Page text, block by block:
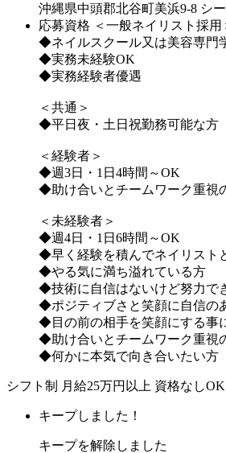
沖縄県中頭郡北谷町美浜9-8 シ
応募資格 ＜一般ネイリスト採用
◆ネイルスクール又は美容専門
◆実務未経験OK
◆実務経験者優遇
＜共通＞
◆平日夜・土日祝勤務可能な方
＜経験者＞
◆週3日・1日4時間～OK
◆助け合いとチームワーク重視
＜未経験者＞
◆週4日・1日6時間～OK
◆早く経験を積んでネイリスト
◆やる気に満ち溢れている方
◆技術に自信はないけど努力で
◆ポジティブさと笑顔に自信の
◆目の前の相手を笑顔にする事
◆助け合いとチームワーク重視
◆何かに本気で向き合いたい方
シフト制 月給25万円以上 資格なしOK
キープしました！
キープを解除しました